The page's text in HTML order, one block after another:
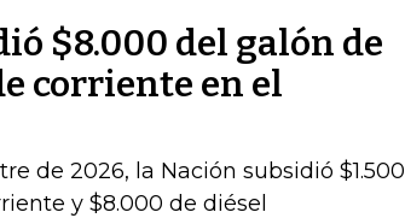
$8.000 del galón de
corriente en el
de 2026, la Nación subsidió $1.500
y $8.000 de diésel